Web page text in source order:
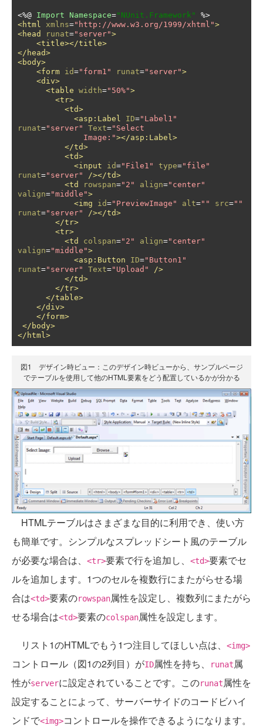
<%@ Import Namespace="NUnit.Framework"
<html xmlns="http://www.w3.org/1999/xhtml">
<head
runat="server">
<title></title>
</head>
<body>
<form id="form1" runat="server">
<div>
<table width="50%">
<tr>
<td>
<asp:Label
ID="Label1"
runat="server" Text="Select
              Image:"
></asp:Label>
</td>
<td>
<input
id="File1" type="file"
runat="server"
/></td>
<td
rowspan="2" align="center"
valign="middle">
<img
id="PreviewImage" alt="" src=""
runat="server"
/></td>
</tr>
<tr>
<td
colspan="2" align="center"
valign="middle">
<asp:Button
ID="Button1"
runat="server" Text="Upload"
/>
</td>
</tr>
</table>
</div>
</form>
</body>
</html>
図1 デザイン時ビュー：このデザイン時ビューから、サンプルページ
でテーブルを使用して他のHTML要素をどう配置しているかが分かる
HTMLテーブルはさまざまな目的に利用でき、使い方
も簡単です。シンプルなスプレッドシート風のテーブル
が必要な場合は、
<tr>要素で行を追加し、 <td>要素でセ
ルを追加します。1つのセルを複数行にまたがらせる場
合は<td>要素のrowspan属性を設定し、複数列にまたがら
せる場合は<td>要素のcolspan属性を設定します。
リスト1のHTMLでもう1つ注目してほしい点は、 <img>
コントロール（図1の2列目）がID属性を持ち、 runat属
性がserverに設定されていることです。このrunat属性を
設定することによって、サーバーサイドのコードビハイ
ンドで<img>コントロールを操作できるようになります。